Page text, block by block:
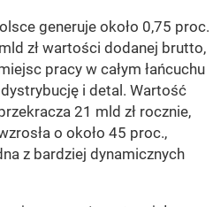
generuje około 0,75 proc.
zł wartości dodanej brutto,
pracy w całym łańcuchu
i detal. Wartość
21 mld zł rocznie,
o około 45 proc.,
z bardziej dynamicznych